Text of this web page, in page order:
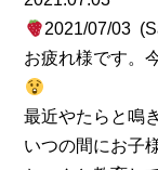
2021/07/03
お疲れ様です。
最近やたらと鳴
いつの間にお子